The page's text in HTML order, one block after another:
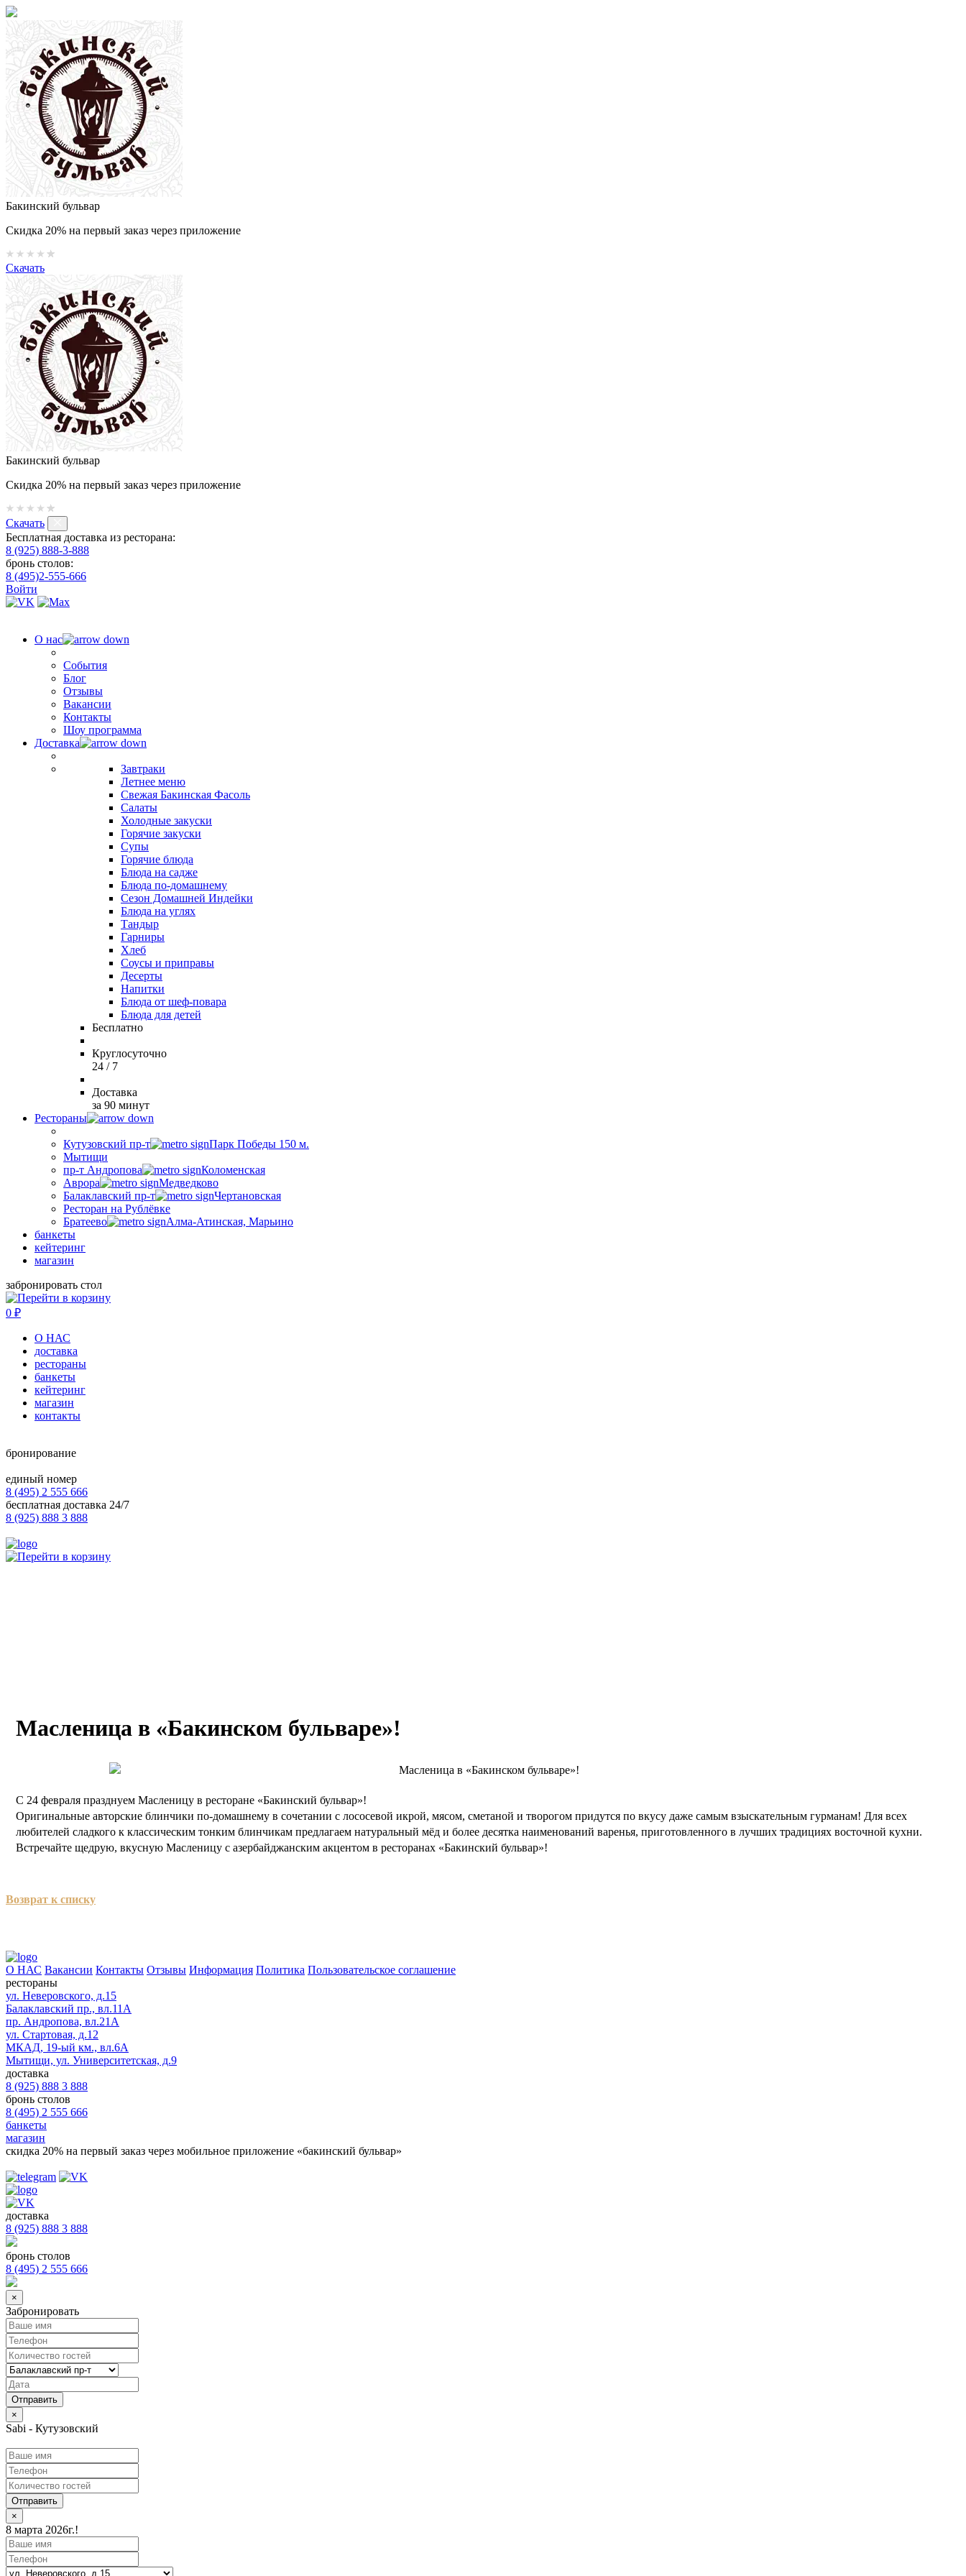
Бакинский бульвар
Скидка 20% на первый заказ через приложение
Скачать
Бакинский бульвар
Скидка 20% на первый заказ через приложение
Скачать
Бесплатная доставка из ресторана:
8 (925) 888-3-888
бронь столов:
8 (495)2-555-666
Войти
О нас
События
Блог
Отзывы
Вакансии
Контакты
Шоу программа
Доставка
Завтраки
Летнее меню
Свежая Бакинская Фасоль
Салаты
Холодные закуски
Горячие закуски
Супы
Горячие блюда
Блюда на садже
Блюда по-домашнему
Сезон Домашней Индейки
Блюда на углях
Тандыр
Гарниры
Хлеб
Соусы и приправы
Десерты
Напитки
Блюда от шеф-повара
Блюда для детей
Бесплатно
Круглосуточно
24 / 7
Доставка
за 90 минут
Рестораны
Кутузовский пр-т
Парк Победы 150 м.
Мытищи
пр-т Андропова
Коломенская
Аврора
Медведково
Балаклавский пр-т
Чертановская
Ресторан на Рублёвке
Братеево
Алма-Атинская, Марьино
банкеты
кейтеринг
магазин
забронировать стол
0 ₽
О НАС
доставка
рестораны
банкеты
кейтеринг
магазин
контакты
бронирование
единый номер
8 (495) 2 555 666
бесплатная доставка 24/7
8 (925) 888 3 888
Масленица в «Бакинском бульваре»!
С 24 февраля празднуем Масленицу в ресторане «Бакинский бульвар»!
Оригинальные авторские блинчики по-домашнему в сочетании с лососевой икрой, мясом, сметаной и творогом придутся по вкусу даже самым взыскательным гурманам! Для всех
любителей сладкого к классическим тонким блинчикам предлагаем натуральный мёд и более десятка наименований варенья, приготовленного в лучших традициях восточной кухни.
Встречайте щедрую, вкусную Масленицу с азербайджанским акцентом в ресторанах «Бакинский бульвар»!
Возврат к списку
О НАС Вакансии Контакты Отзывы Информация Политика Пользовательское соглашение
рестораны
ул. Неверовского, д.15
Балаклавский пр., вл.11А
пр. Андропова, вл.21А
ул. Стартовая, д.12
МКАД, 19-ый км., вл.6А
Мытищи, ул. Университетская, д.9
доставка
8 (925) 888 3 888
бронь столов
8 (495) 2 555 666
банкеты
магазин
скидка 20% на первый заказ через мобильное приложение «бакинский бульвар»
доставка
8 (925) 888 3 888
бронь столов
8 (495) 2 555 666
×
Забронировать
×
Sabi - Кутузовский
Отправить
×
8 марта 2026г.!